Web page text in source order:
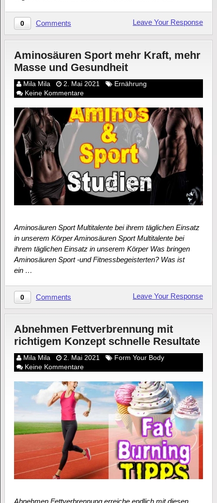
0 Comments Leave Your Response
Aminosäuren Sport mehr Kraft, mehr
Masse und Gesundheit
Mila Mila 2. Mai 2021
Ernährung
Keine Kommentare
Aminosäuren Sport Multitalente bei ihrem täglichen Einsatz
in unserem Körper Aminosäuren Sport Multitalente bei
ihrem täglichen Einsatz in unserem Körper Was bringen
Aminosäuren Sport -und Fitnessbegeisterten? Was ist
ein …
0 Comments Leave Your Response
Abnehmen Fettverbrennung mit
richtigem Konzept schnelle Resultate
Mila Mila 2. Mai 2021
Form Your Body
Keine Kommentare
Abnehmen Fettverbrennung erreiche endlich mit diesen